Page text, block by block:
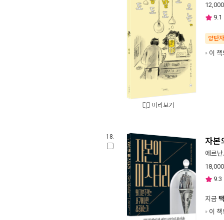
미리보기
12,000
9.1
양탄
이
18. 자본
에르
18,000
9.3
지금
이